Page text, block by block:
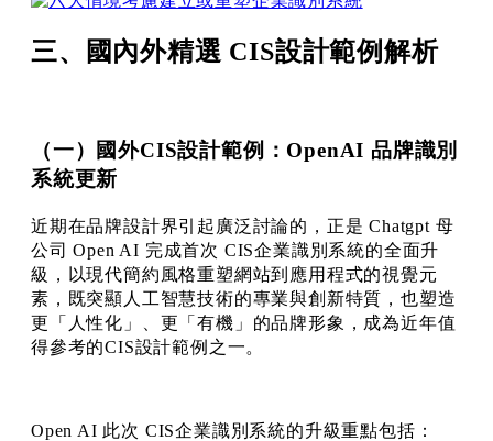
三、國內外精選 CIS設計範例解析
（一）國外CIS設計範例：OpenAI 品牌識別
系統更新
近期在品牌設計界引起廣泛討論的，正是 Chatgpt 母
公司 Open AI 完成首次 CIS企業識別系統的全面升
級，以現代簡約風格重塑網站到應用程式的視覺元
素，既突顯人工智慧技術的專業與創新特質，也塑造
更「人性化」、更「有機」的品牌形象，成為近年值
得參考的CIS設計範例之一。
Open AI 此次 CIS企業識別系統的升級重點包括：